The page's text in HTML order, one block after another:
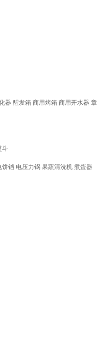
器 醒发箱 商用烤箱 商用开水器 章
斗
饼铛 电压力锅 果蔬清洗机 煮蛋器